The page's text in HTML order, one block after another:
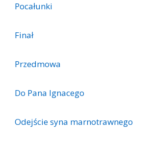
Pocałunki
Finał
Przedmowa
Do Pana Ignacego
Odejście syna marnotrawnego